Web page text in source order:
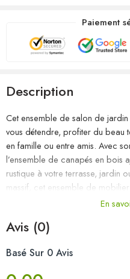
Paiement
Description
Cet ensemble de salon de
vous détendre, profiter du beau
en famille ou entre amis. Avec
l’ensemble de canapés en bois
rustique à votre terrasse, jardin
massif, cet ensemble de
résistant aux intempéries. Cet
conception modulaire permet
prolonger la durée de vie des
En
Avis (0)
Basé Sur 0 Avis